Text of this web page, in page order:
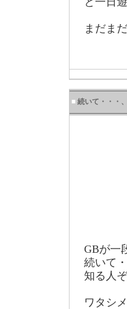
まだま
■ 続いて・・・
GBが一
続いて
知る人
ワタシ